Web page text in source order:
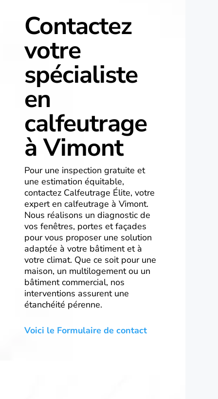
Contactez
votre
spécialiste
en
calfeutrage
à Vimont
Pour une inspection gratuite et
une estimation équitable,
contactez Calfeutrage Élite, votre
expert en calfeutrage à Vimont.
Nous réalisons un diagnostic de
vos fenêtres, portes et façades
pour vous proposer une solution
adaptée à votre bâtiment et à
votre climat. Que ce soit pour une
maison, un multilogement ou un
bâtiment commercial, nos
interventions assurent une
étanchéité pérenne.
Voici le Formulaire de contact